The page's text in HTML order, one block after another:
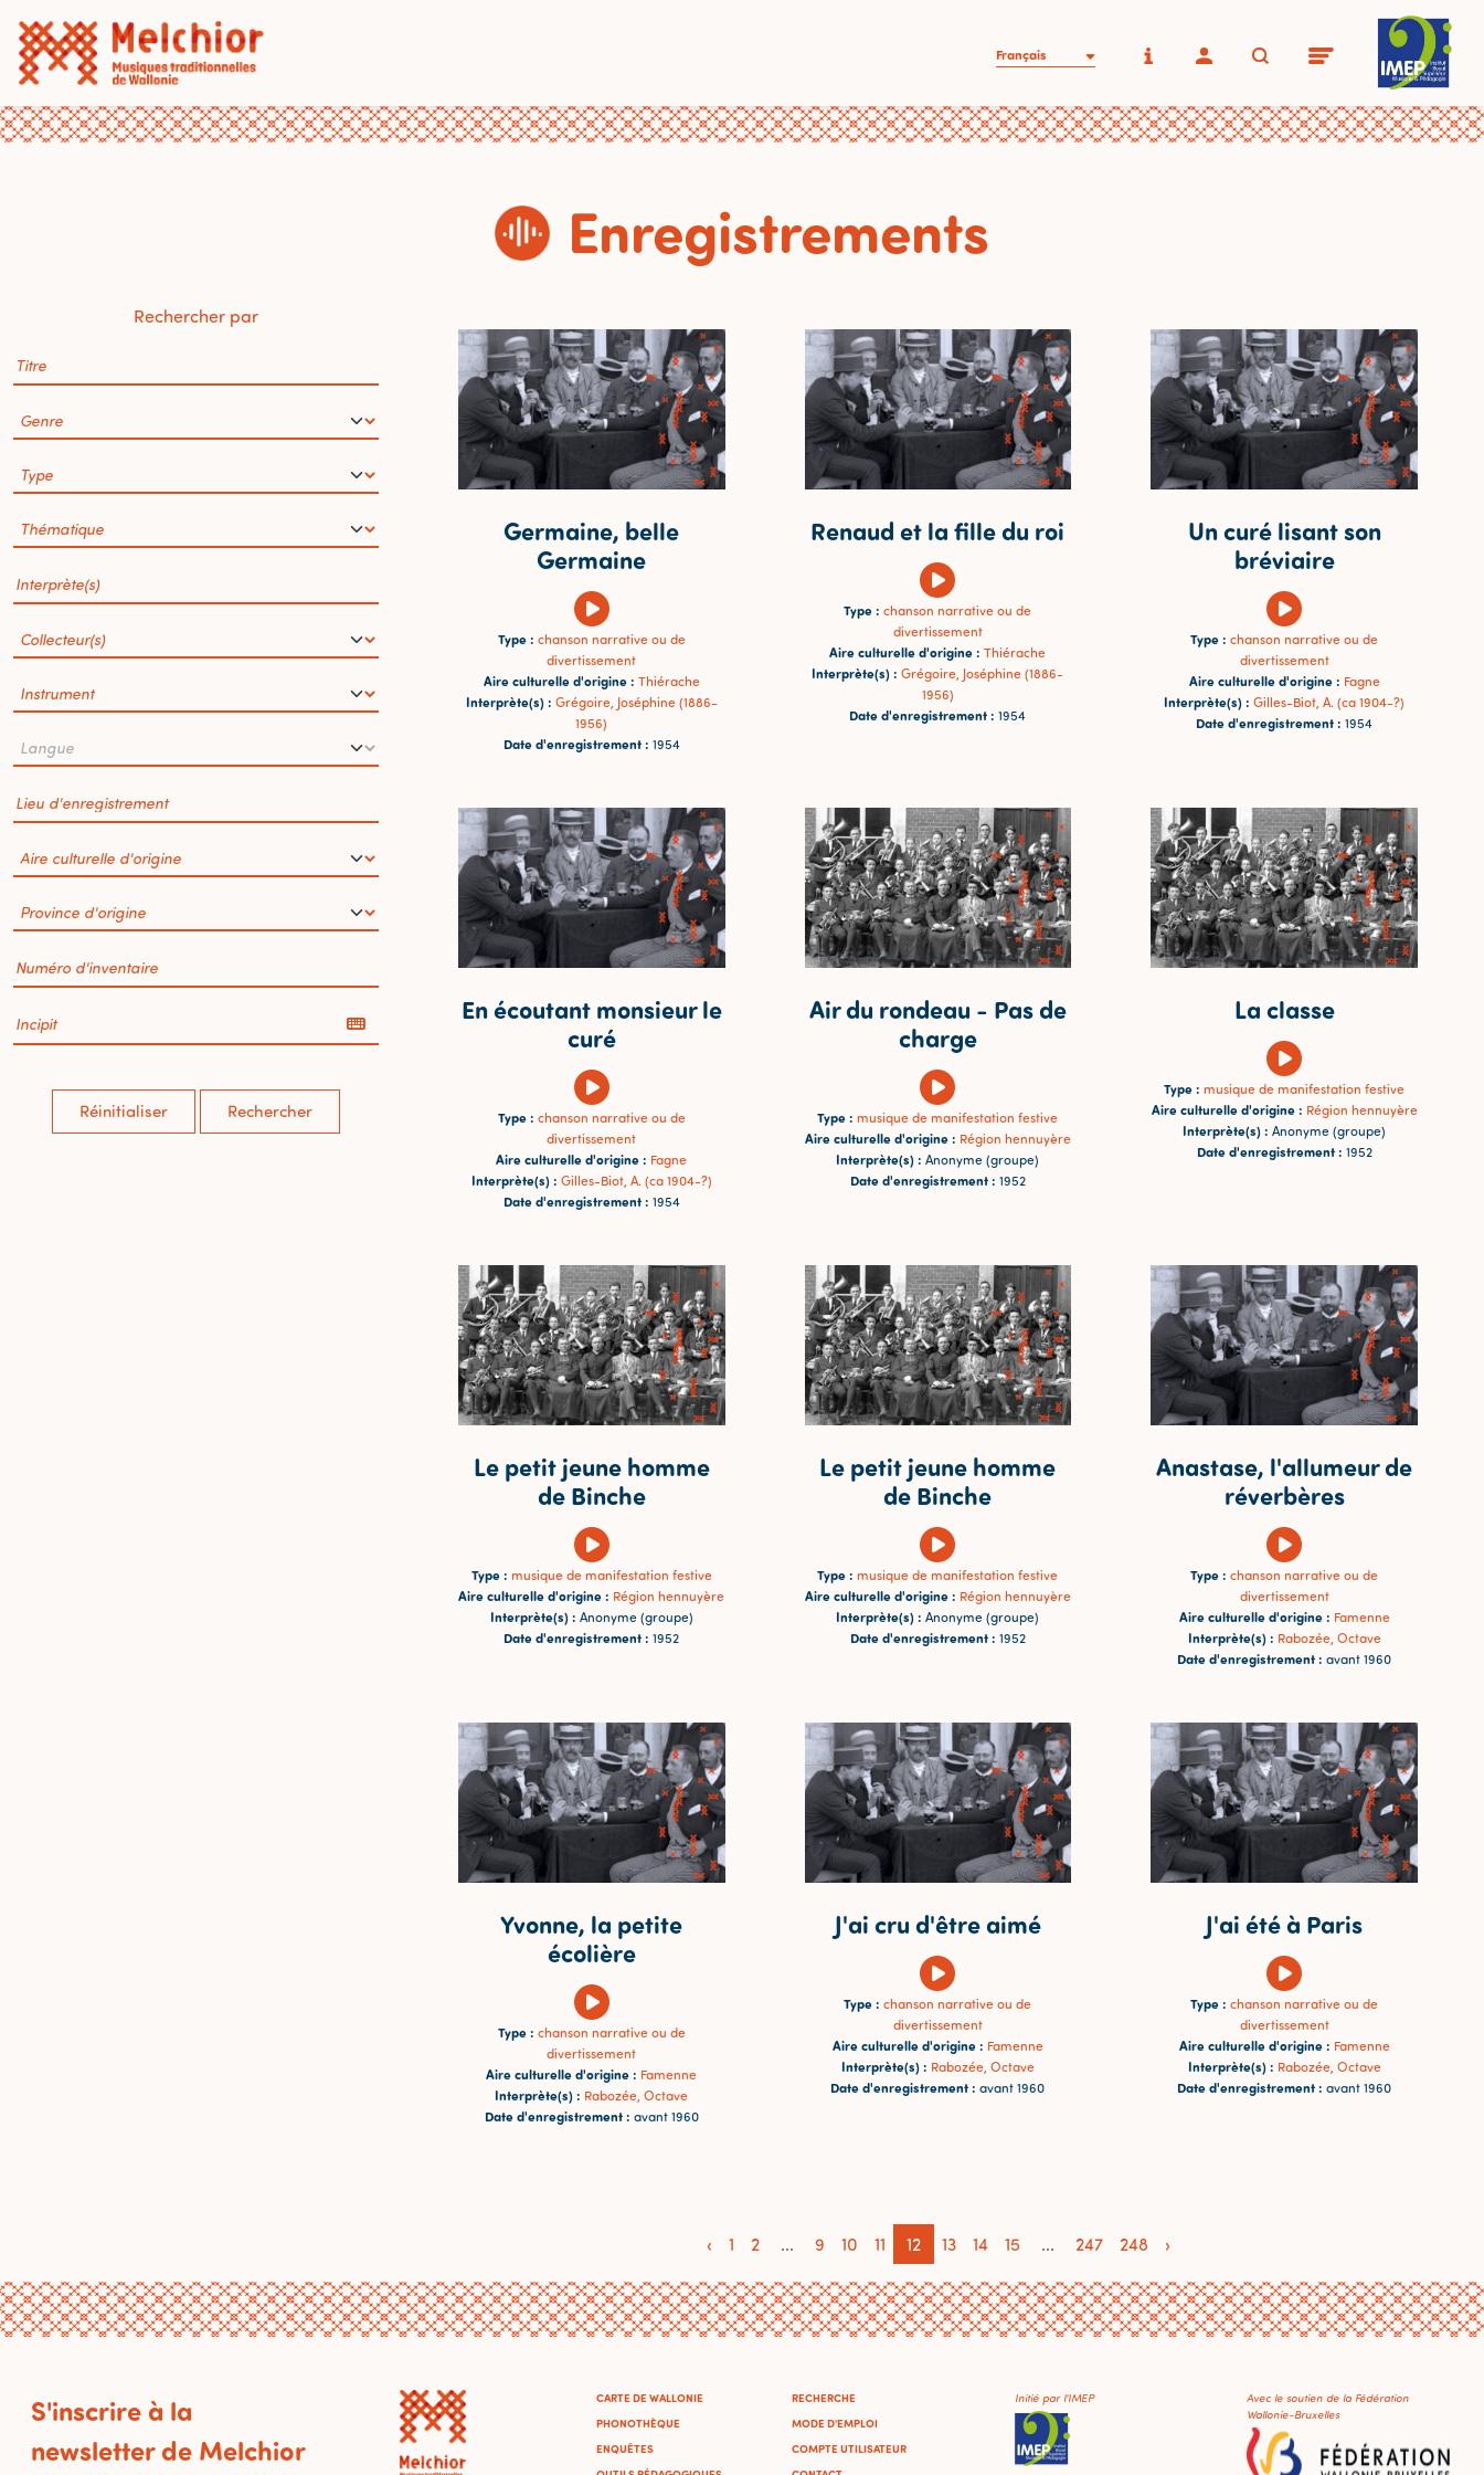
Français
Enregistrements
Rechercher par
Réinitialiser Rechercher
Germaine, belle
Germaine
Type : chanson narrative ou de
divertissement
Aire culturelle d'origine : Thiérache
Interprète(s) : Grégoire, Joséphine (1886-
1956)
Date d'enregistrement : 1954
Renaud et la fille du roi
Type : chanson narrative ou de
divertissement
Aire culturelle d'origine : Thiérache
Interprète(s) : Grégoire, Joséphine (1886-
1956)
Date d'enregistrement : 1954
Un curé lisant son
bréviaire
Type : chanson narrative ou de
divertissement
Aire culturelle d'origine : Fagne
Interprète(s) : Gilles-Biot, A. (ca 1904-?)
Date d'enregistrement : 1954
En écoutant monsieur le
curé
Type : chanson narrative ou de
divertissement
Aire culturelle d'origine : Fagne
Interprète(s) : Gilles-Biot, A. (ca 1904-?)
Date d'enregistrement : 1954
Air du rondeau - Pas de
charge
Type : musique de manifestation festive
Aire culturelle d'origine : Région hennuyère
Interprète(s) : Anonyme (groupe)
Date d'enregistrement : 1952
La classe
Type : musique de manifestation festive
Aire culturelle d'origine : Région hennuyère
Interprète(s) : Anonyme (groupe)
Date d'enregistrement : 1952
Le petit jeune homme
de Binche
Type : musique de manifestation festive
Aire culturelle d'origine : Région hennuyère
Interprète(s) : Anonyme (groupe)
Date d'enregistrement : 1952
Le petit jeune homme
de Binche
Type : musique de manifestation festive
Aire culturelle d'origine : Région hennuyère
Interprète(s) : Anonyme (groupe)
Date d'enregistrement : 1952
Anastase, l'allumeur de
réverbères
Type : chanson narrative ou de
divertissement
Aire culturelle d'origine : Famenne
Interprète(s) : Rabozée, Octave
Date d'enregistrement : avant 1960
Yvonne, la petite
écolière
Type : chanson narrative ou de
divertissement
Aire culturelle d'origine : Famenne
Interprète(s) : Rabozée, Octave
Date d'enregistrement : avant 1960
J'ai cru d'être aimé
Type : chanson narrative ou de
divertissement
Aire culturelle d'origine : Famenne
Interprète(s) : Rabozée, Octave
Date d'enregistrement : avant 1960
J'ai été à Paris
Type : chanson narrative ou de
divertissement
Aire culturelle d'origine : Famenne
Interprète(s) : Rabozée, Octave
Date d'enregistrement : avant 1960
‹ 1 2 ... 9 10 11 12 13 14 15 ... 247 248 ›
S'inscrire à la
newsletter de Melchior
CARTE DE WALLONIE
PHONOTHÈQUE
ENQUÊTES
RECHERCHE
MODE D'EMPLOI
COMPTE UTILISATEUR
Initié par l'IMEP
Avec le soutien de la Fédération
Wallonie-Bruxelles